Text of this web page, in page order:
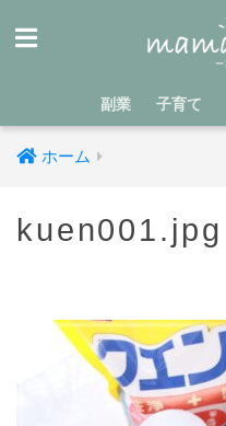
副業 子育て
ホーム
kuen001.jpg